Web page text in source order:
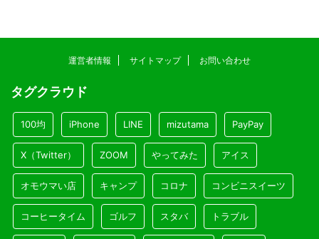
運営者情報 サイトマップ お問い合わせ
タグクラウド
100均 iPhone LINE mizutama PayPay
X（Twitter） ZOOM やってみた アイス
オモウマい店 キャンプ コロナ コンビニスイーツ
コーヒータイム ゴルフ スタバ トラブル